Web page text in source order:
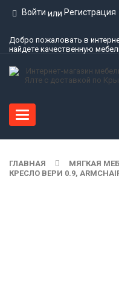
Войти или Регистрация
Добро пожаловать в
найдете качественную
Toggle
navigation
ГЛАВНАЯ МЯГКАЯ
КРЕСЛО ВЕРИ 0.9,